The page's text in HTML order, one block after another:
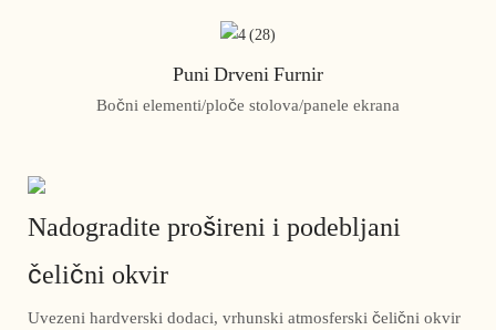
Puni Drveni Furnir
Bočni elementi/ploče stolova/panele ekrana
Nadogradite prošireni i podebljani
čelični okvir
Uvezeni hardverski dodaci, vrhunski atmosferski čelični okvir